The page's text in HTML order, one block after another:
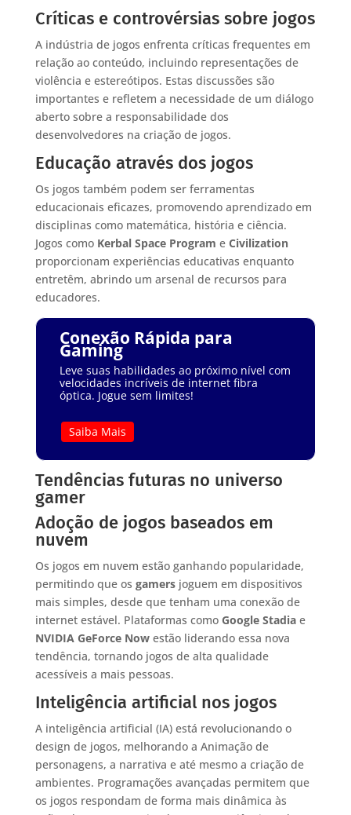
Críticas e controvérsias sobre jogos
A indústria de jogos enfrenta críticas frequentes em
relação ao conteúdo, incluindo representações de
violência e estereótipos. Estas discussões são
importantes e refletem a necessidade de um diálogo
aberto sobre a responsabilidade dos
desenvolvedores na criação de jogos.
Educação através dos jogos
Os jogos também podem ser ferramentas
educacionais eficazes, promovendo aprendizado em
disciplinas como matemática, história e ciência.
Jogos como Kerbal Space Program e Civilization
proporcionam experiências educativas enquanto
entretêm, abrindo um arsenal de recursos para
educadores.
Conexão Rápida para
Gaming
Leve suas habilidades ao próximo nível com
velocidades incríveis de internet fibra
óptica. Jogue sem limites!
Saiba Mais
Tendências futuras no universo
gamer
Adoção de jogos baseados em
nuvem
Os jogos em nuvem estão ganhando popularidade,
permitindo que os gamersjoguem em dispositivos
mais simples, desde que tenham uma conexão de
internet estável. Plataformas como Google Stadiae
NVIDIA GeForce Nowestão liderando essa nova
tendência, tornando jogos de alta qualidade
acessíveis a mais pessoas.
Inteligência artificial nos jogos
A inteligência artificial (IA) está revolucionando o
design de jogos, melhorando a Animação de
personagens, a narrativa e até mesmo a criação de
ambientes. Programações avançadas permitem que
os jogos respondam de forma mais dinâmica às